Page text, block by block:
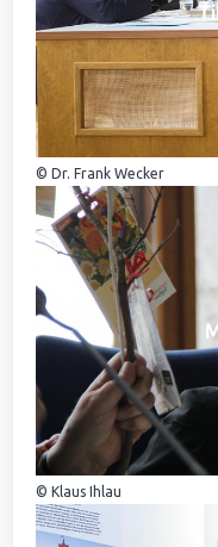
© Dr. Frank Wecker
© Klaus Ihlau